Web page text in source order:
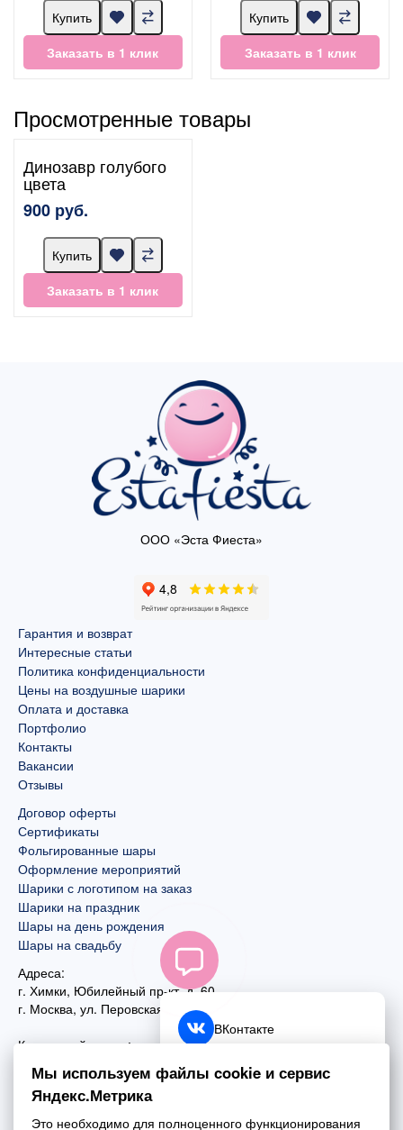
Купить
Заказать в 1 клик
Купить
Заказать в 1 клик
Просмотренные товары
Динозавр голубого
цвета
900 руб.
Купить
Заказать в 1 клик
ООО «Эста Фиеста»
Гарантия и возврат
Интересные статьи
Политика конфиденциальности
Цены на воздушные шарики
Оплата и доставка
Портфолио
Контакты
Вакансии
Отзывы
Договор оферты
Сертификаты
Фольгированные шары
Оформление мероприятий
Шарики с логотипом на заказ
Шарики на праздник
Шары на день рождения
Шары на свадьбу
Адреса:
г. Химки, Юбилейный пр-кт, д. 60
г. Москва, ул. Перовская, д. 59
Контактный номер:
+7 (495) 970-44-75
Почта:
ВКонтакте
Telegram
Мы используем файлы cookie и сервис
Яндекс.Метрика
Это необходимо для полноценного функционирования